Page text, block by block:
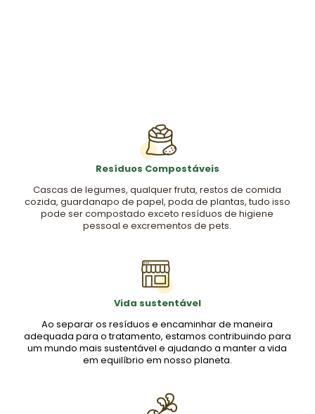
Resíduos Compostáveis
Cascas de legumes, qualquer fruta, restos de comida
cozida, guardanapo de papel, poda de plantas, tudo isso
pode ser compostado exceto resíduos de higiene
pessoal e excrementos de pets.
Vida sustentável
Ao separar os resíduos e encaminhar de maneira
adequada para o tratamento, estamos contribuindo para
um mundo mais sustentável e ajudando a manter a vida
em equilíbrio em nosso planeta.